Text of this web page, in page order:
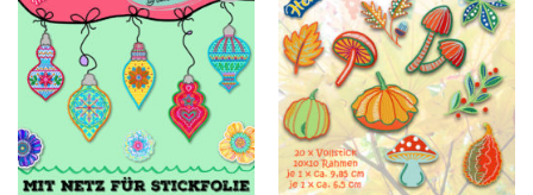
Auf die
Wunschliste
Auf die
Wunschliste